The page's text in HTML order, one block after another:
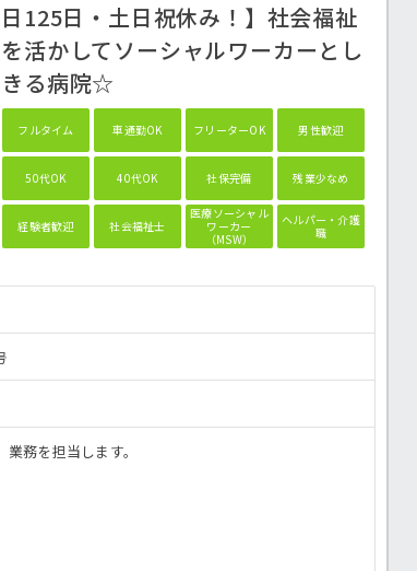
日125日・土日祝休み！】社会福祉
活かしてソーシャルワーカーとし
る病院☆
フルタイム 車通勤OK フリーターOK 男性歓迎
50代OK 40代OK 社保完備 残業少なめ
経験者歓迎 社会福祉士
医療ソーシャル
ワーカー
（MSW）
ヘルパー・介護
職
務を担当します。